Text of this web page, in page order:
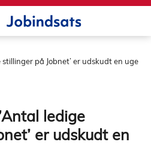
på Jobnet’ er udskudt en uge
ledige
er udskudt en